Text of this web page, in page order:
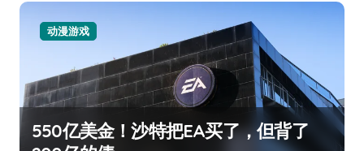
动漫游戏
550亿美金！沙特把EA买了，但背了